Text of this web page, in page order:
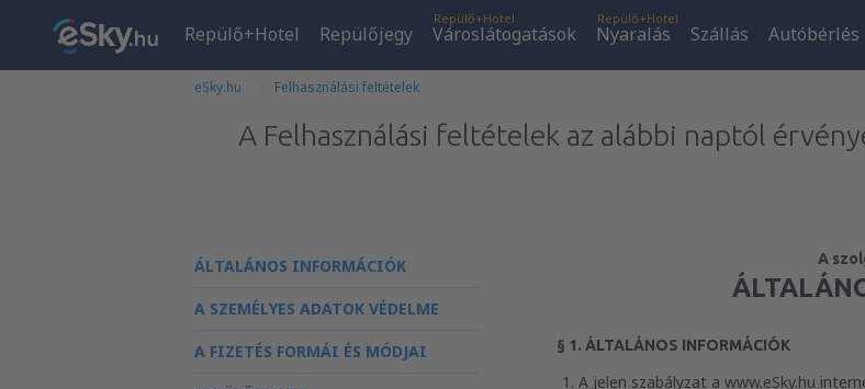
Repülő+Hotel Repülőjegy
Repülő+Hotel
Városlátogatások
Repülő+Hotel
Nyaralás Szállás Autóbérlés
eSky.hu Felhasználási feltételek
A Felhasználási feltételek az alábbi naptól
ÁLTALÁNOS INFORMÁCIÓK
A SZEMÉLYES ADATOK VÉDELME
A FIZETÉS FORMÁI ÉS MÓDJAI
A
§ 1. ÁLTALÁNOS INFORMÁCIÓK
A jelen szabályzat a www.eSky.hu